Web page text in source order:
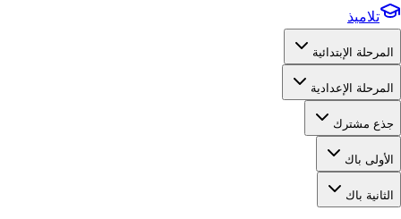
تلاميذ
المرحلة الإبتدائية
المرحلة الإعدادية
جذع مشترك
الأولى باك
الثانية باك